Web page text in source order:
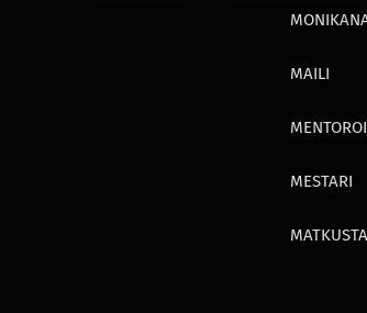
MAILI
MESTARI